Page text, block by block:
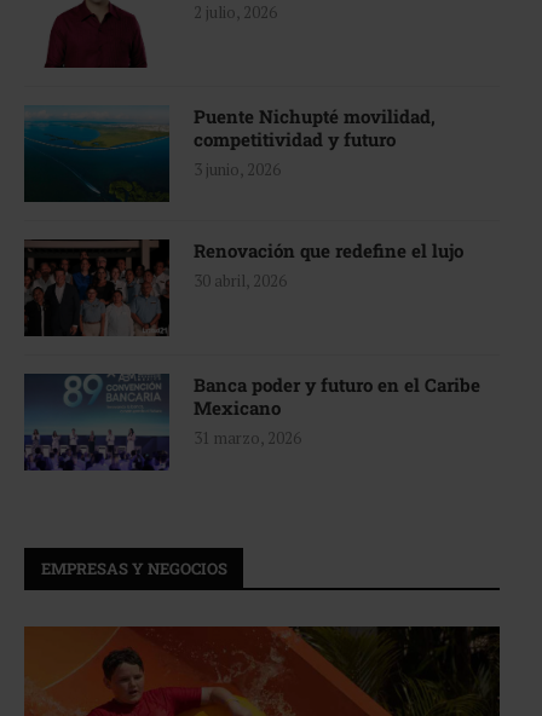
2 julio, 2026
Puente Nichupté movilidad,
competitividad y futuro
3 junio, 2026
Renovación que redefine el lujo
30 abril, 2026
Banca poder y futuro en el Caribe
Mexicano
31 marzo, 2026
EMPRESAS Y NEGOCIOS